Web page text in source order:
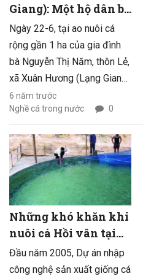
Giang): Một hộ dân bị
chết hơn 1 tấn cá
Ngày 22-6, tại ao nuôi cá
rộng gần 1 ha của gia đình
bà Nguyễn Thị Năm, thôn Lẻ,
xã Xuân Hương (Lạng Giang
– Bắc Giang) có hơn 1 tấn cá
bị chết, ước thiệt hại khoảng
50 triệu đồng.
6 năm trước
Nghề cá trong nước
0
Những khó khăn khi
nuôi cá Hồi vân tại
Lào Cai
Đầu năm 2005, Dự án nhập
công nghệ sản xuất giống cá